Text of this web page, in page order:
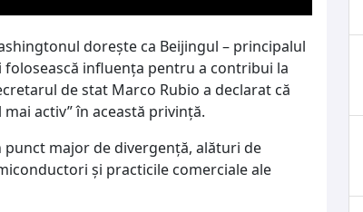
dorește ca Beijingul – principalul
influența pentru a contribui la
de stat Marco Rubio a declarat că
mai activ” în această privință.
punct major de divergență, alături de
și practicile comerciale ale